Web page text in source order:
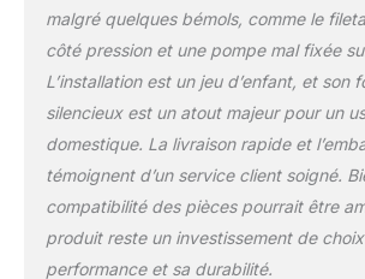
malgré quelques bémols, comme le
côté pression et une pompe mal fixée
L’installation est un jeu d’enfant, et son
silencieux est un atout majeur pour un
domestique. La livraison rapide et
témoignent d’un service client soigné.
compatibilité des pièces pourrait être
produit reste un investissement de
performance et sa durabilité.